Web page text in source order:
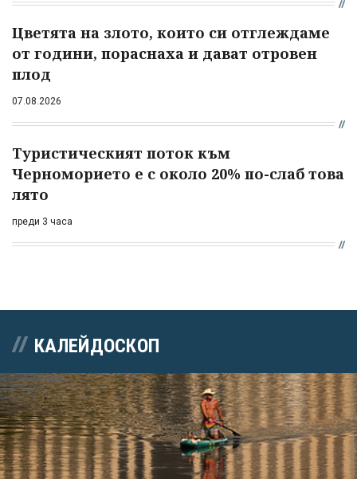
Цветята на злото, които си отглеждаме
от години, пораснаха и дават отровен
плод
07.08.2026
Туристическият поток към
Черноморието е с около 20% по-слаб това
лято
преди 3 часа
КАЛЕЙДОСКОП